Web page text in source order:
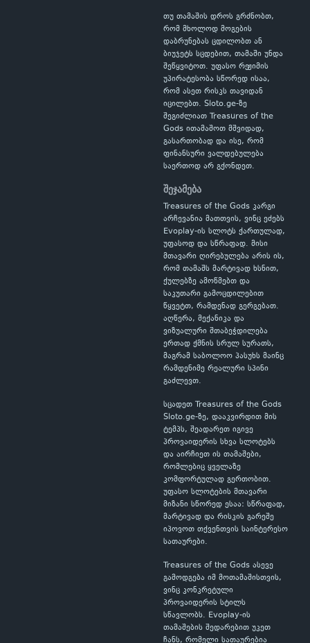
თუ თამაშის დროს გრძნობთ,
რომ მხოლოდ მოგების
დაბრუნებას ცდილობთ ან
ბიუჯეტს სცდებით, თამაში უნდა
შეწყვიტოთ. უფასო რეჟიმის
უპირატესობა სწორედ ისაა,
რომ ასეთ რისკს თავიდან
იცილებთ. Sloto.ge-ზე
შეგიძლიათ Treasures of the
Gods ითამაშოთ მშვიდად,
გასართობად და ისე, რომ
ფინანსური ვალდებულება
საერთოდ არ გქონდეთ.
შეჯამება
Treasures of the Gods კარგი
არჩევანია მათთვის, ვინც ეძებს
Evoplay-ის სლოტს ქართულად,
უფასოდ და სწრაფად. მისი
მთავარი ღირებულება არის ის,
რომ თამაშს მარტივად ხსნით,
ქულებზე ამოწმებთ და
საკუთარი გამოცდილებით
წყვეტთ, რამდენად გერგებათ.
აღწერა, მექანიკა და
ვიზუალური შთაბეჭდილება
ერთად ქმნის სრულ სურათს,
მაგრამ საბოლოო პასუხს მაინც
რამდენიმე რეალური სპინი
გაძლევთ.
სცადეთ Treasures of the Gods
Sloto.ge-ზე, დააკვირდით მის
ტემპს, შეადარეთ იგივე
პროვაიდერის სხვა სლოტებს
და აირჩიეთ ის თამაშები,
რომლებიც ყველაზე
კომფორტულად გერთობით.
უფასო სლოტების მთავარი
მიზანი სწორედ ესაა: სწრაფად,
მარტივად და რისკის გარეშე
იპოვოთ თქვენთვის საინტერესო
სათაურები.
Treasures of the Gods ასევე
გამოდგება იმ მოთამაშისთვის,
ვინც კონკრეტული
პროვაიდერის სტილს
სწავლობს. Evoplay-ის
თამაშების შედარებით უკეთ
ჩანს, რომელი სათაურებია